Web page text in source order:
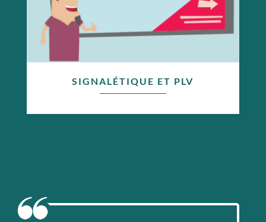
SIGNALÉTIQUE ET PLV